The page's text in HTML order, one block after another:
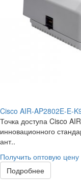
Cisco AIR-AP2802E-E-
Точка доступа Cisco
инновационного
ант..
Получить оптовую цену
Подробнее